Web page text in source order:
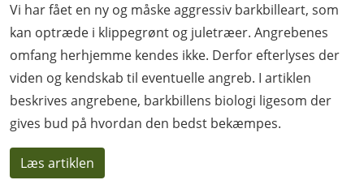
Vi har fået en ny og måske aggressiv barkbilleart, som
kan optræde i klippegrønt og juletræer. Angrebenes
omfang herhjemme kendes ikke. Derfor efterlyses der
viden og kendskab til eventuelle angreb. I artiklen
beskrives angrebene, barkbillens biologi ligesom der
gives bud på hvordan den bedst bekæmpes.
Læs artiklen